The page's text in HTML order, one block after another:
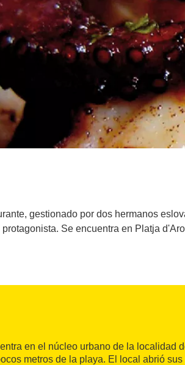
gestionado por dos hermanos
protagonista. Se encuentra en Platja
en el núcleo urbano de la localidad
metros de la playa. El local abrió sus